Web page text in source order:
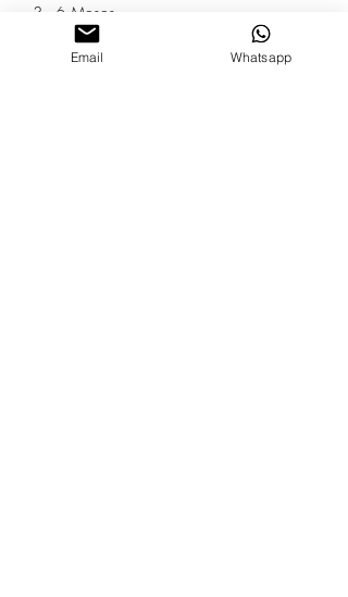
3 - 6 Meses
6 - 12 Meses
12 - 24 Meses
Email Whatsapp